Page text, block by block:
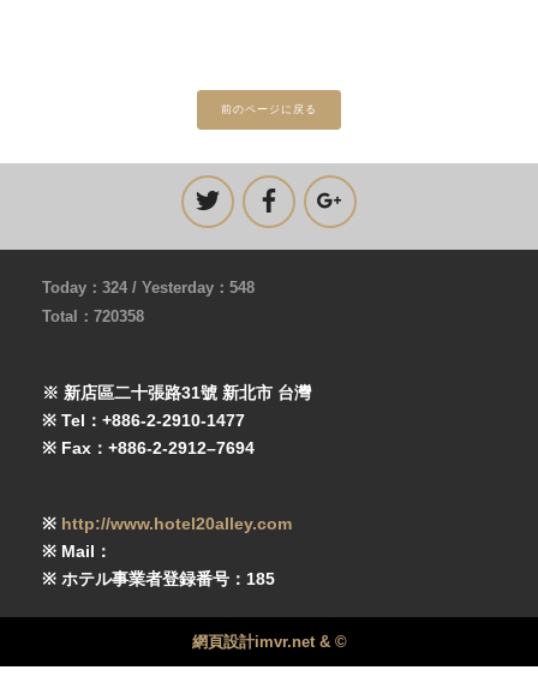
前のページに戻る
Today：324 / Yesterday：548
Total：720358
※ 新店區二十張路31號 新北市 台灣
※ Tel：+886-2-2910-1477
※ Fax：+886-2-2912–7694
※ http://www.hotel20alley.com
※ Mail：
※ ホテル事業者登録番号：185
網頁設計imvr.net & ©